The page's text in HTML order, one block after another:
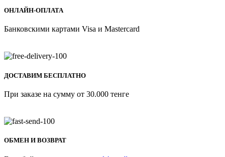
ОНЛАЙН-ОПЛАТА
Банковскими картами Visa и Mastercard
ДОСТАВИМ БЕСПЛАТНО
При заказе на сумму от 30.000 тенге
ОБМЕН И ВОЗВРАТ